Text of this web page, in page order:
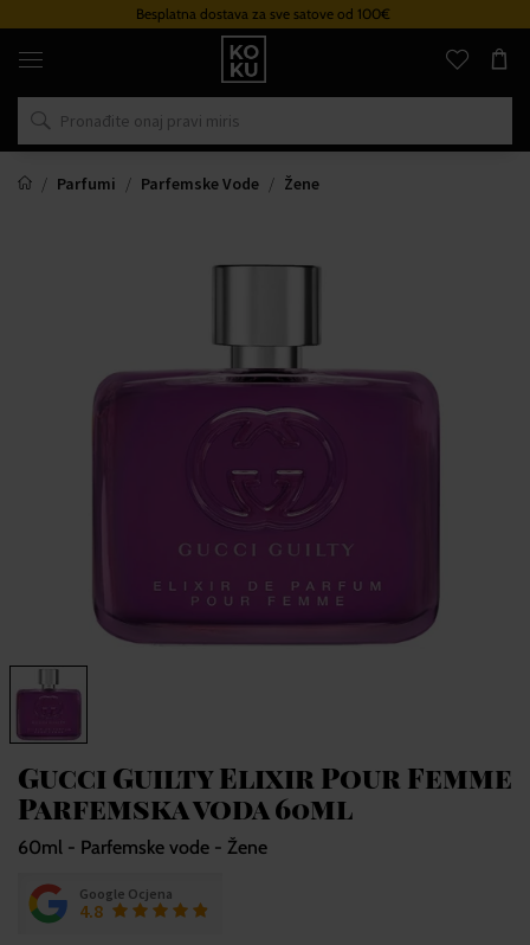
Besplatna dostava za sve satove od 100€
Originalni
parfemi
satovi
na
mjestu
Parfumi
Parfemske Vode Žene
Gucci Guilty Elixir Pour Femme
Parfemska voda 60ml
60ml - Parfemske vode - Žene
Google Ocjena
4.8